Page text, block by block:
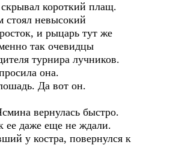
короткий плащ.
стоял невысокий
и рыцарь тут же
так очевидцы
турнира лучников.
она.
Да вот он.
вернулась быстро.
ее даже еще не ждали.
у костра, повернулся к